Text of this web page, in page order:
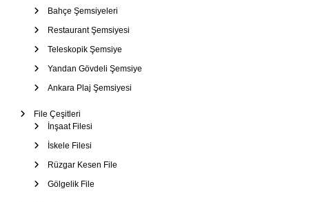
Bahçe Şemsiyeleri
Restaurant Şemsiyesi
Teleskopik Şemsiye
Yandan Gövdeli Şemsiye
Ankara Plaj Şemsiyesi
File Çeşitleri
İnşaat Filesi
İskele Filesi
Rüzgar Kesen File
Gölgelik File